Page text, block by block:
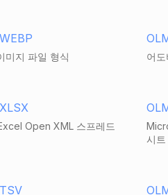
미지 파일 형식 어
Open XML 스프레드
시트